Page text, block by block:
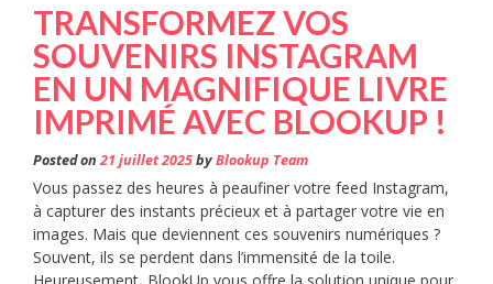
TRANSFORMEZ VOS
SOUVENIRS INSTAGRAM
EN UN MAGNIFIQUE LIVRE
IMPRIMÉ AVEC BLOOKUP !
Posted on21 juillet 2025byBlookup Team
Vous passez des heures à peaufiner votre feed Instagram,
à capturer des instants précieux et à partager votre vie en
images. Mais que deviennent ces souvenirs numériques ?
Souvent, ils se perdent dans l’immensité de la toile.